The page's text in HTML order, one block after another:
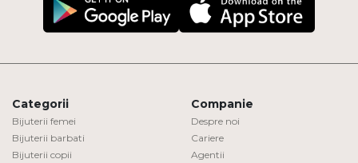
Categorii
Bijuterii femei
Bijuterii barbati
Bijuterii copii
Companie
Despre noi
Cariere
Agentii